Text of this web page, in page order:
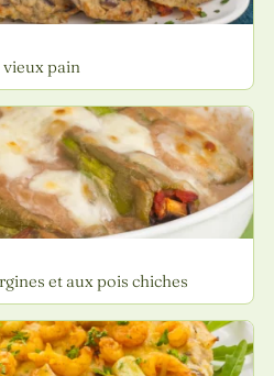
vieux pain
et aux pois chiches